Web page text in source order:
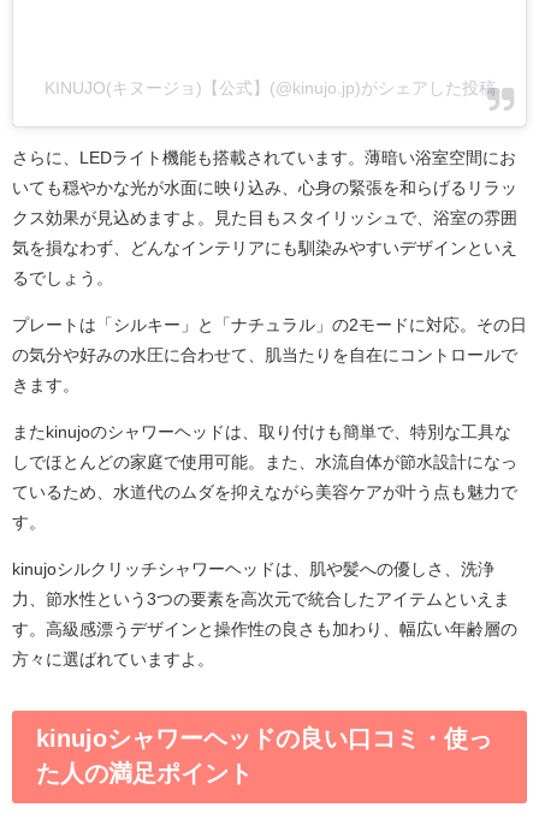
KINUJO(キヌージョ)【公式】(@kinujo.jp)がシェアした投稿
さらに、LEDライト機能も搭載されています。薄暗い浴室空間にお
いても穏やかな光が水面に映り込み、心身の緊張を和らげるリラッ
クス効果が見込めますよ。見た目もスタイリッシュで、浴室の雰囲
気を損なわず、どんなインテリアにも馴染みやすいデザインといえ
るでしょう。
プレートは「シルキー」と「ナチュラル」の2モードに対応。その日
の気分や好みの水圧に合わせて、肌当たりを自在にコントロールで
きます。
またkinujoのシャワーヘッドは、取り付けも簡単で、特別な工具な
しでほとんどの家庭で使用可能。また、水流自体が節水設計になっ
ているため、水道代のムダを抑えながら美容ケアが叶う点も魅力で
す。
kinujoシルクリッチシャワーヘッドは、肌や髪への優しさ、洗浄
力、節水性という3つの要素を高次元で統合したアイテムといえま
す。高級感漂うデザインと操作性の良さも加わり、幅広い年齢層の
方々に選ばれていますよ。
kinujoシャワーヘッドの良い口コミ・使っ
た人の満足ポイント